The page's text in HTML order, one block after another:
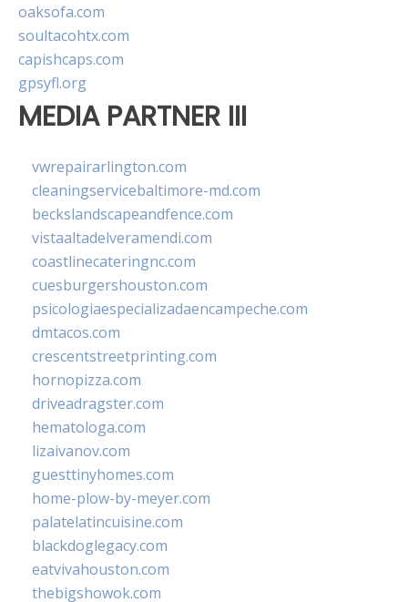
oaksofa.com
soultacohtx.com
capishcaps.com
gpsyfl.org
MEDIA PARTNER III
vwrepairarlington.com
cleaningservicebaltimore-md.com
beckslandscapeandfence.com
vistaaltadelveramendi.com
coastlinecateringnc.com
cuesburgershouston.com
psicologiaespecializadaencampeche.com
dmtacos.com
crescentstreetprinting.com
hornopizza.com
driveadragster.com
hematologa.com
lizaivanov.com
guesttinyhomes.com
home-plow-by-meyer.com
palatelatincuisine.com
blackdoglegacy.com
eatvivahouston.com
thebigshowok.com